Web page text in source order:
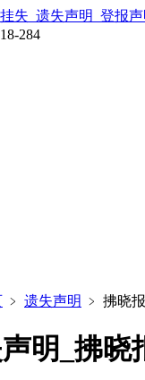
失_遗失声明_登报声
284
﹥ 遗失声明 ﹥ 拂晓
明_拂晓